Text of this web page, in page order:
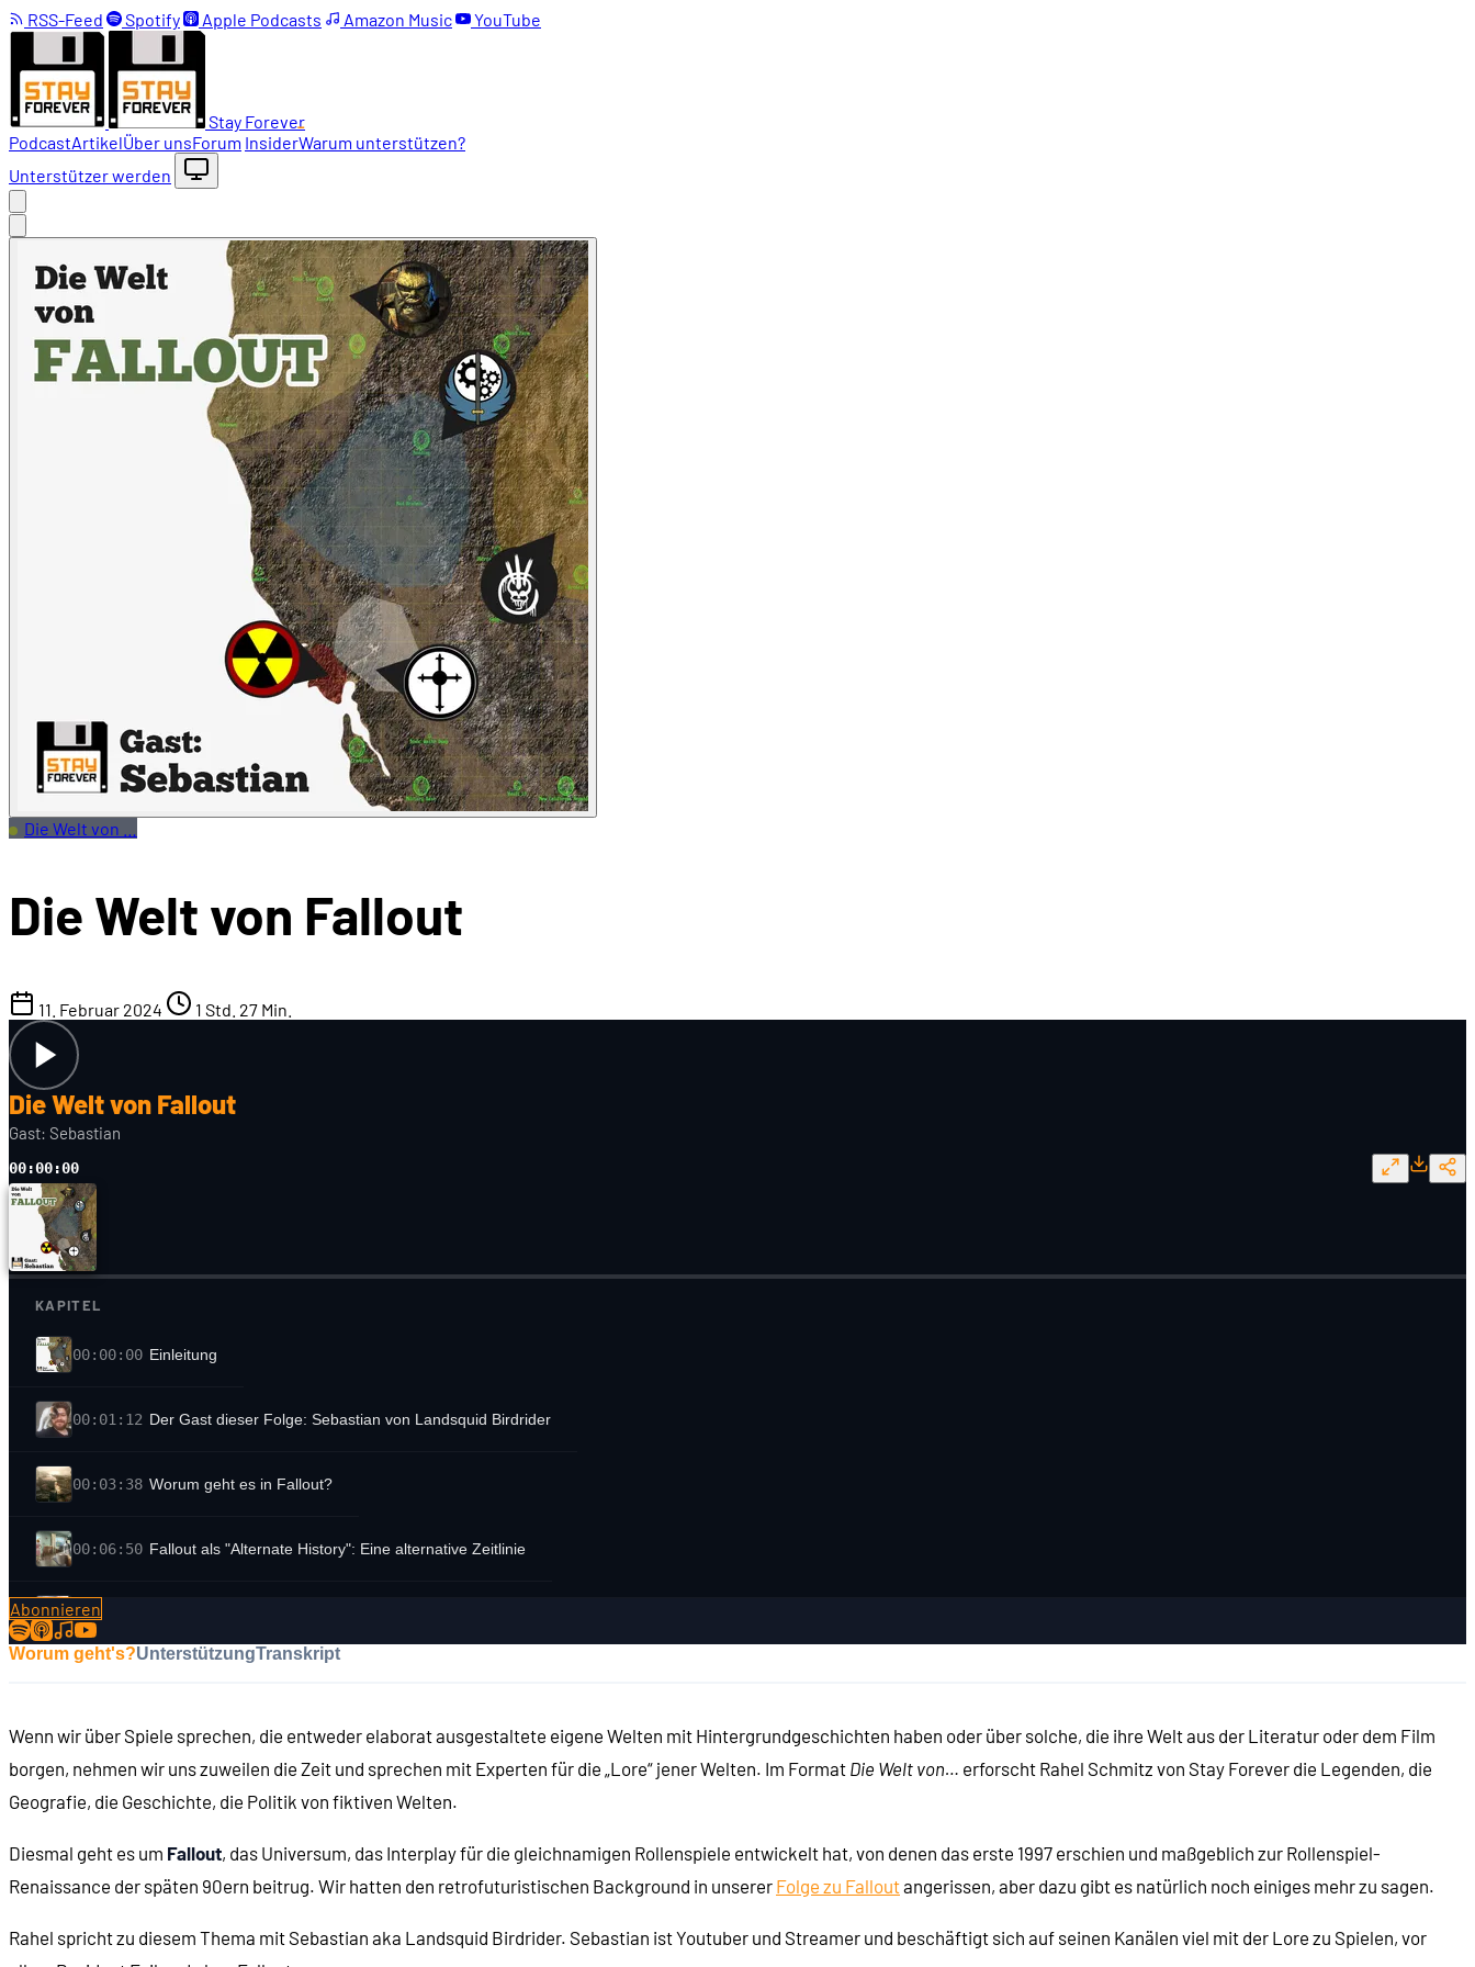
RSS-Feed Spotify Apple Podcasts Amazon Music YouTube
Stay Forever
PodcastArtikelÜber unsForum InsiderWarum unterstützen?
Unterstützer werden
Die Welt von …
Die Welt von Fallout
11. Februar 2024 1 Std. 27 Min.
Die Welt von Fallout
Gast: Sebastian
00:00:00
KAPITEL
00:00:00 Einleitung
00:01:12 Der Gast dieser Folge: Sebastian von Landsquid Birdrider
00:03:38 Worum geht es in Fallout?
00:06:50 Fallout als "Alternate History": Eine alternative Zeitlinie
00:10:49
00:19:29 Machtverhältnisse und Fraktionen: NCR ...
00:21:42 ... "Der Meister"
00:23:16 ... Enklave ...
Abonnieren
Worum geht's?UnterstützungTranskript
Wenn wir über Spiele sprechen, die entweder elaborat ausgestaltete eigene Welten mit Hintergrundgeschichten haben oder über solche, die ihre Welt aus der Literatur oder dem Film
borgen, nehmen wir uns zuweilen die Zeit und sprechen mit Experten für die „Lore“ jener Welten. Im Format Die Welt von… erforscht Rahel Schmitz von Stay Forever die Legenden, die
Geografie, die Geschichte, die Politik von fiktiven Welten.
Diesmal geht es um Fallout, das Universum, das Interplay für die gleichnamigen Rollenspiele entwickelt hat, von denen das erste 1997 erschien und maßgeblich zur Rollenspiel-
Renaissance der späten 90ern beitrug. Wir hatten den retrofuturistischen Background in unserer Folge zu Falloutangerissen, aber dazu gibt es natürlich noch einiges mehr zu sagen.
Rahel spricht zu diesem Thema mit Sebastian aka Landsquid Birdrider. Sebastian ist Youtuber und Streamer und beschäftigt sich auf seinen Kanälen viel mit der Lore zu Spielen, vor